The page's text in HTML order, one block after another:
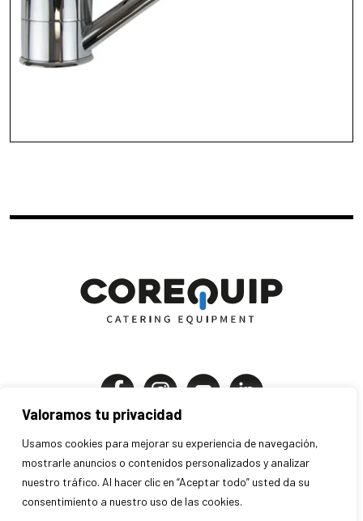
Valoramos tu privacidad
Usamos cookies para mejorar su experiencia de navegación,
mostrarle anuncios o contenidos personalizados y analizar
nuestro tráfico. Al hacer clic en “Aceptar todo” usted da su
consentimiento a nuestro uso de las cookies.
Corequip Catering Equipment S.A
P.I. Els Mollons | C. Traginers 7-9
46970 Alaquàs . Valencia . España
+34 963 707 280 · info@corequip.es